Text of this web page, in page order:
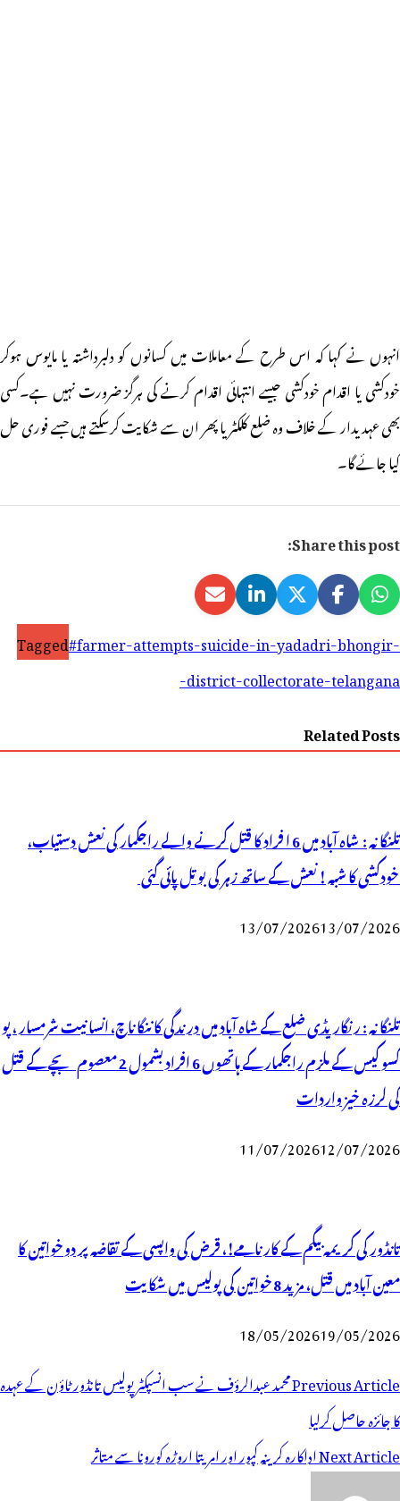
انہوں نے کہا کہ اس طرح کے معاملات میں کسانوں کو دلبرداشتہ یا مایوس ہوکر
خودکشی یا اقدام خودکشی جیسے انتہائی اقدام کرنے کی ہرگز ضرورت نہیں ہے۔کسی
بھی عہدیدار کے خلاف وہ ضلع کلکٹر یا پھر ان سے شکایت کرسکتے ہیں جسے فوری حل
کیا جائے گا۔
Share this post:
Tagged#farmer-attempts-suicide-in-yadadri-bhongir-
district-collectorate-telangana-
Related Posts
تلنگانہ : شاہ آباد میں 6 ا فراد کا قتل کرنے والے راجکمار کی نعش دستیاب،
خودکشی کا شبہ ! نعش کے ساتھ زہر کی بوتل پائی گئی
13/07/202613/07/2026
تلنگانہ : رنگاریڈی ضلع کے شاہ آباد میں درندگی کا ننگا ناچ، انسانیت شرمسار ، پو
کسو کیس کے ملزم راجکمار کے ہاتھوں 6 افراد بشمول 2 معصوم بچے کے قتل
کی لرزہ خیز واردات
11/07/202612/07/2026
تانڈور کی کریمہ بیگم کے کارنامے!، قرض کی واپسی کے تقاضہ پر دو خواتین کا
معین آباد میں قتل، مزید 8 خواتین کی پولیس میں شکایت
18/05/202619/05/2026
پوسٹوں
کی
نیویگیشن
Previous Articleمحمد عبدالرؤف نے سب انسپکٹر پولیس تانڈور ٹاؤن کے عہدہ
کا جائزہ حاصل کرلیا
Next Articleاداکارہ کرینہ کپور اور امریتا اروڑہ کورونا سے متاثر